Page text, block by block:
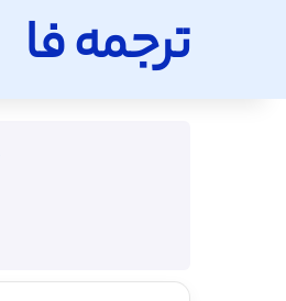
ترجمه فا